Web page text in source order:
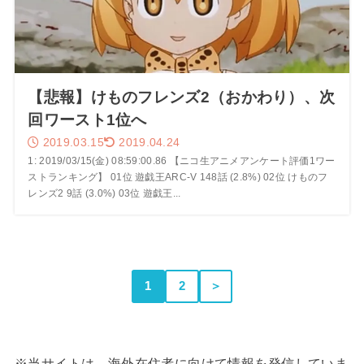
【悲報】けものフレンズ2（おかわり）、次
回ワースト1位へ
2019.03.15 2019.04.24
1: 2019/03/15(金) 08:59:00.86 【ニコ生アニメアンケート評価1ワー
ストランキング】 01位 遊戯王ARC-V 148話 (2.8%) 02位 けものフ
レンズ2 9話 (3.0%) 03位 遊戯王...
1 2 ＞